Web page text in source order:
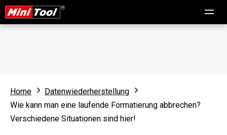
Home
Datenwiederherstellung
Wie kann man eine laufende Formatierung abbrechen?
Verschiedene Situationen sind hier!